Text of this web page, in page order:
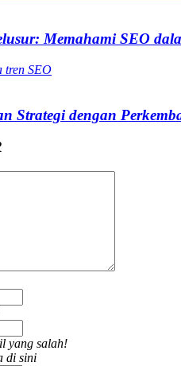
Memahami SEO
Strategi dengan
yang salah!
di sini